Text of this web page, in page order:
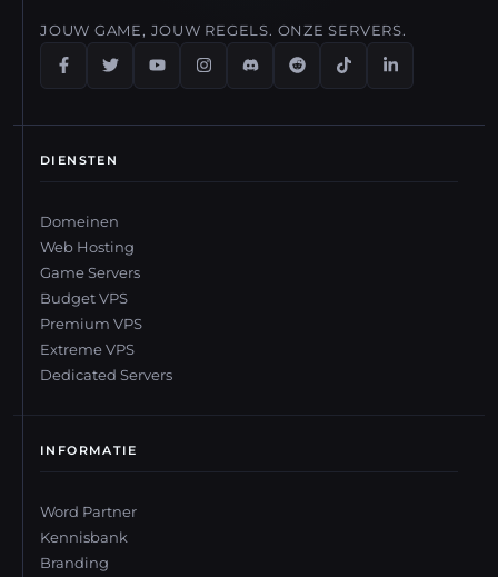
JOUW GAME, JOUW REGELS. ONZE SERVERS.
DIENSTEN
Domeinen
Web Hosting
Game Servers
Budget VPS
Premium VPS
Extreme VPS
Dedicated Servers
INFORMATIE
Word Partner
Kennisbank
Branding